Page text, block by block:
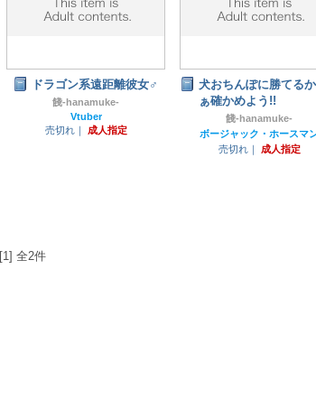
ドラゴン系遠距離彼女♂
餞-hanamuke-
Vtuber
売切れ｜
成人指定
犬おちんぽに勝てる
ぁ確かめよう!!
餞-hanamuke-
ボージャック・ホースマ
売切れ｜
成人指定
[1] 全2件